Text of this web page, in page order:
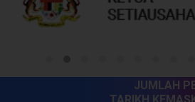
JUMLAH
TARIKH